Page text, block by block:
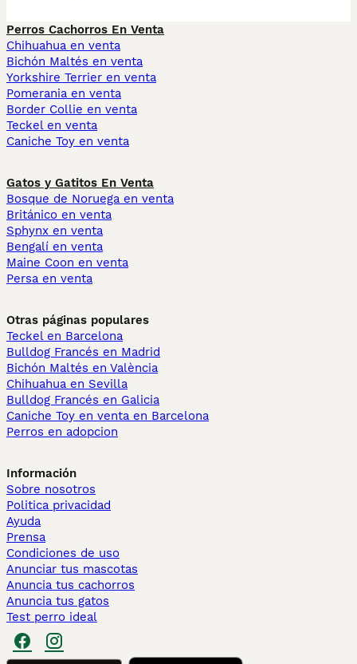
Perros Cachorros En Venta
Chihuahua en venta
Bichón Maltés en venta
Yorkshire Terrier en venta
Pomerania en venta
Border Collie en venta
Teckel en venta
Caniche Toy en venta
Gatos y Gatitos En Venta
Bosque de Noruega en venta
Británico en venta
Sphynx en venta
Bengalí en venta
Maine Coon en venta
Persa en venta
Otras páginas populares
Teckel en Barcelona
Bulldog Francés en Madrid
Bichón Maltés en València
Chihuahua en Sevilla
Bulldog Francés en Galicia
Caniche Toy en venta en Barcelona
Perros en adopcion
Información
Sobre nosotros
Politica privacidad
Ayuda
Prensa
Condiciones de uso
Anunciar tus mascotas
Anuncia tus cachorros
Anuncia tus gatos
Test perro ideal